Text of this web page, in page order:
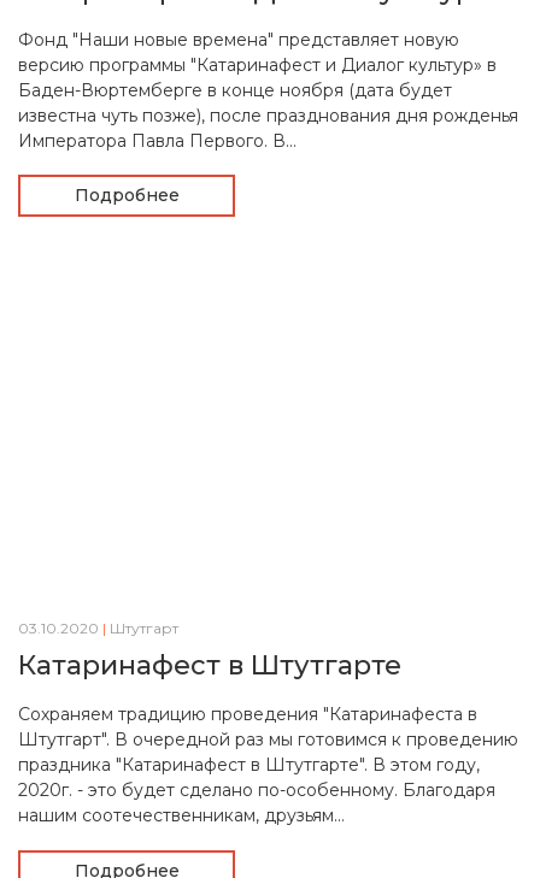
Фонд "Наши новые времена" представляет новую
версию программы "Катаринафест и Диалог культур» в
Баден-Вюртемберге в конце ноября (дата будет
известна чуть позже), после празднования дня рожденья
Императора Павла Первого. В...
Подробнее
03.10.2020 | Штутгарт
Катаринафест в Штутгарте
Сохраняем традицию проведения "Катаринафеста в
Штутгарт". В очередной раз мы готовимся к проведению
праздника "Катаринафест в Штутгарте". В этом году,
2020г. - это будет сделано по-особенному. Благодаря
нашим соотечественникам, друзьям...
Подробнее